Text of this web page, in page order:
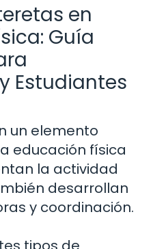
en
Guía
Estudiantes
un elemento
educación física
la actividad
desarrollan
y coordinación.